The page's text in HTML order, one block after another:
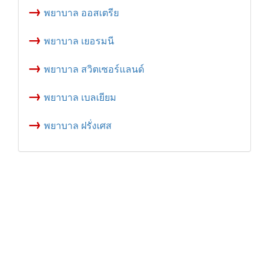
→ พยาบาล ออสเตรีย
→ พยาบาล เยอรมนี
→ พยาบาล สวิตเซอร์แลนด์
→ พยาบาล เบลเยียม
→ พยาบาล ฝรั่งเศส